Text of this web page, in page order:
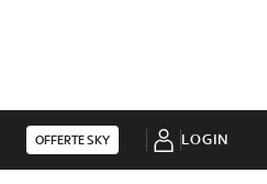
OFFERTE SKY LOGIN